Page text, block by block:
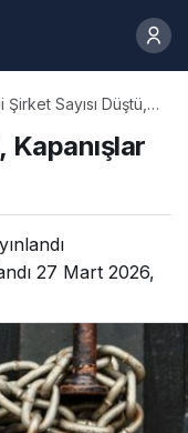
Şirket Sayısı Düştü,
Kapanışlar
27 Mart 2026,